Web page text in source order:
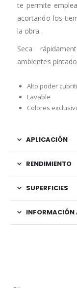
te permite
acortando los
la obra.
Seca
ambientes
Alto poder
Lavable
Colores
APLICACIÓN
RENDIMIENTO
SUPERFICIES
INFORMACIÓN